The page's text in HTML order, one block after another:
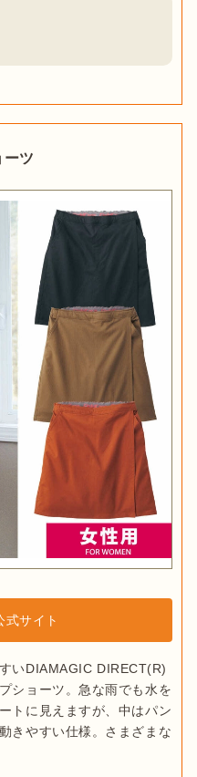
ツ
式サイト
いDIAMAGIC DIRECT(R)
ショーツ。急な雨でも水を
トに見えますが、中はパン
きやすい仕様。さまざまな